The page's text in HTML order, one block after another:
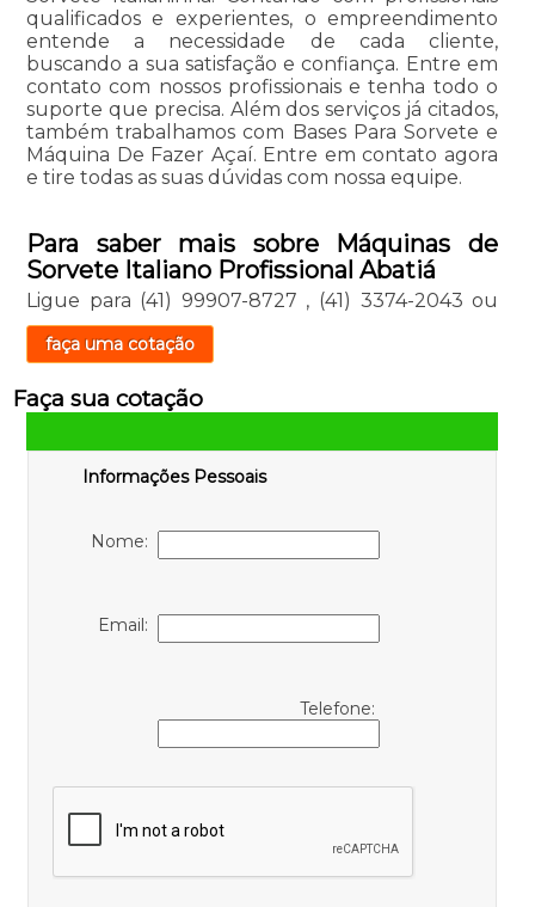
qualificados e experientes, o empreendimento
entende a necessidade de cada cliente,
buscando a sua satisfação e confiança. Entre em
contato com nossos profissionais e tenha todo o
suporte que precisa. Além dos serviços já citados,
também trabalhamos com Bases Para Sorvete e
Máquina De Fazer Açaí. Entre em contato agora
e tire todas as suas dúvidas com nossa equipe.
Para saber mais sobre Máquinas de
Sorvete Italiano Profissional Abatiá
Ligue para (41) 99907-8727 , (41) 3374-2043 ou
faça uma cotação
Faça sua cotação
Informações Pessoais
Nome:
Email:
Telefone: